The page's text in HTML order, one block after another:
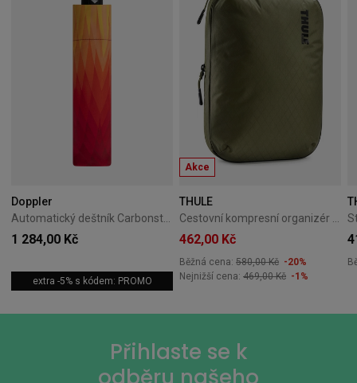
Doppler
Automatický deštník Carbonsteel Magic Doppler Magic oranžový
1 284,00 Kč
extra -5% s kódem: PROMO
Akce
THULE
Cestovní kompresní organizér Thule PackingCube M Soft Green
462,00 Kč
Běžná cena: 580,00 Kč -20%
Nejnižší cena: 469,00 Kč -1%
Přihlaste se k